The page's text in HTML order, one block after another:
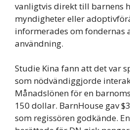
vanligtvis direkt till barnens
myndigheter eller
informerades om fondernas
användning.
Studie Kina fann att det var
som nödvändiggjorde
Månadslönen för en
150 dollar. BarnHouse gav
som regissören godkände.